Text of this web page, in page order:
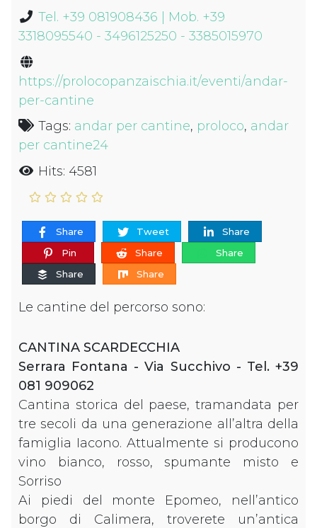
Tel. +39 081908436 | Mob. +39
3318095540 - 3496125250 - 3385015970
https://prolocopanzaischia.it/eventi/andar-
per-cantine
Tags: andar per cantine, proloco, andar
per cantine24
Hits: 4581
Share Tweet
Share
Pin
Share
Share
Share
Share
Le cantine del percorso sono:
CANTINA SCARDECCHIA
Serrara Fontana - Via Succhivo - Tel. +39
081 909062
Cantina storica del paese, tramandata per
tre secoli da una generazione all’altra della
famiglia Iacono. Attualmente si producono
vino bianco, rosso, spumante misto e
Sorriso
Ai piedi del monte Epomeo, nell’antico
borgo di Calimera, troverete un’antica